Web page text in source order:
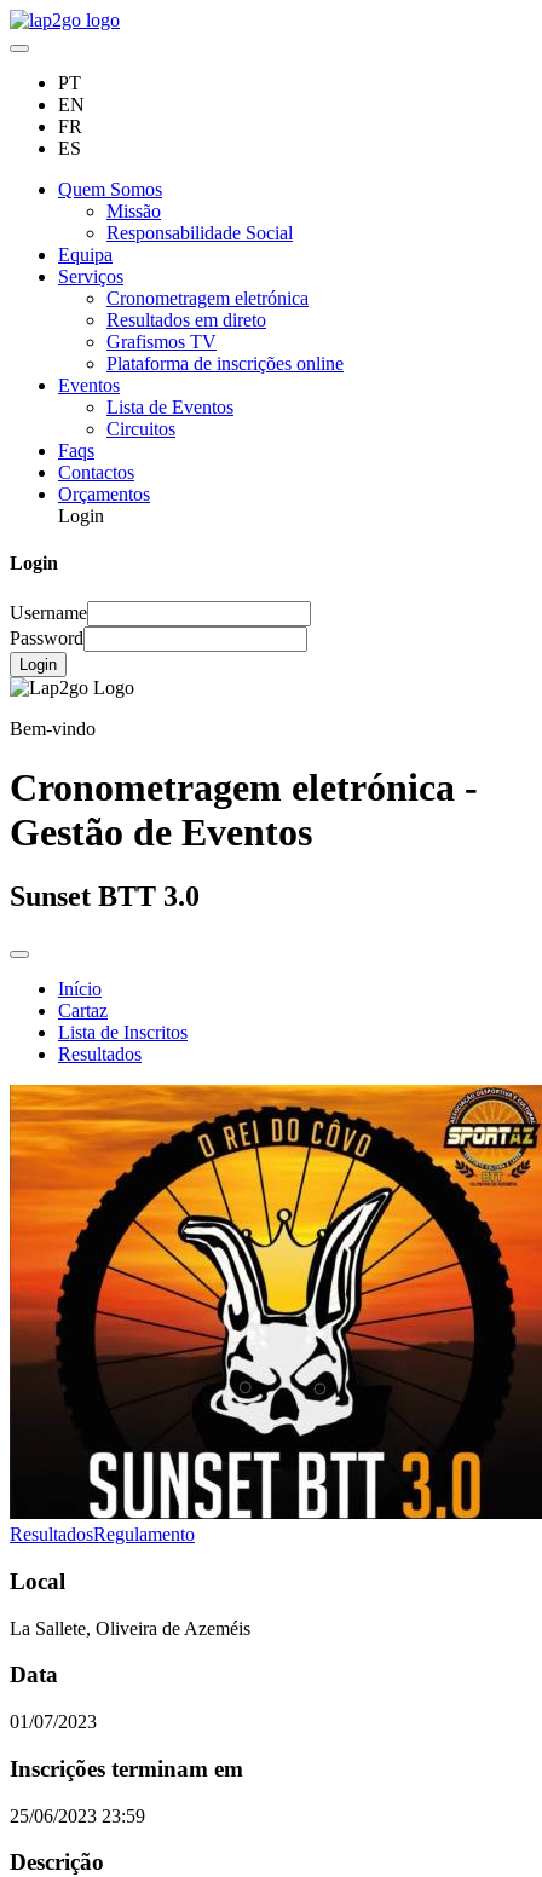
PT
EN
FR
ES
Quem Somos
Missão
Responsabilidade Social
Equipa
Serviços
Cronometragem eletrónica
Resultados em direto
Grafismos TV
Plataforma de inscrições online
Eventos
Lista de Eventos
Circuitos
Faqs
Contactos
Orçamentos
Login
Login
Username
Password
Login
Bem-vindo
Cronometragem eletrónica -
Gestão de Eventos
Sunset BTT 3.0
Início
Cartaz
Lista de Inscritos
Resultados
ResultadosRegulamento
Local
La Sallete, Oliveira de Azeméis
Data
01/07/2023
Inscrições terminam em
25/06/2023 23:59
Descrição